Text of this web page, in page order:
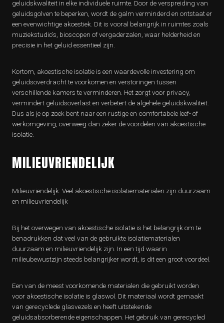
geluidskwaliteit in elke individuele ruimte. Door de verspreiding van
geluidsgolven te beperken, wordt de galm verminderd en ontstaat er
een evenwichtige akoestiek. Dit is vooral belangrijk in ruimtes zoals
muziekstudio’s, bioscopen of vergaderzalen, waar helderheid en
precisie in het geluid essentieel zijn.
Kortom, akoestische isolatie is een waardevolle investering om
geluidsoverdracht te voorkomen en verstoringen tussen
verschillende kamers te verminderen. Het zorgt voor privacy,
vermindert geluidsoverlast en verbetert de algehele geluidskwaliteit.
Dus als je op zoek bent naar een rustige en comfortabele leef- of
werkomgeving, overweeg dan zeker de voordelen van akoestische
isolatie.
MILIEUVRIENDELIJK
Milieuvriendelijk: Veel akoestische isolatiematerialen zijn duurzaam
en milieuvriendelijk
Bij het overwegen van akoestische isolatie is het belangrijk om te
benadrukken dat veel van de gebruikte isolatiematerialen
duurzaam en milieuvriendelijk zijn. In een tijd waarin
milieubewustzijn steeds belangrijker wordt, is dit een groot voordeel.
Een van de meest voorkomende materialen die gebruikt worden
voor akoestische isolatie is glaswol. Dit materiaal wordt gemaakt
van gerecyclede glasvezels en heeft uitstekende
geluidsabsorberende eigenschappen. Het gebruik van gerecycled